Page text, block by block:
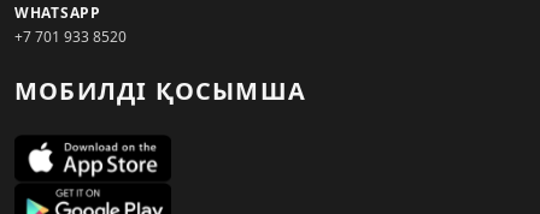
WHATSAPP
+7 701 933 8520
МОБИЛДІ ҚОСЫМША